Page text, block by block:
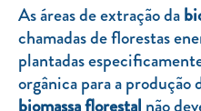
Clientes com necessidades
Clientes prioritários
Resolução alternativa de
As áreas de extração da
chamadas de florestas
plantadas
orgânica para a produção
biomassa florestal não